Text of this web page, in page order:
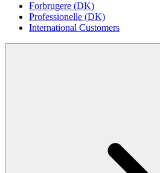
Forbrugere (DK)
Professionelle (DK)
International Customers